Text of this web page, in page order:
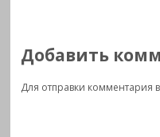
Добавить
Для отправки комментария